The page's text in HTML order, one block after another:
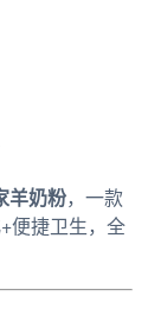
羊奶粉，一款
便捷卫生，全